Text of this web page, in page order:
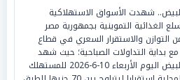
شهدت الأسواق الاستهلاكية
الغذائية التموينية بجمهورية مصر
التوازن والاستقرار السعري في قطاع
بداية التداولات الصباحية؛ حيث شهد
سعر كرتونة البيض اليوم الأربعاء 10-6-2026 للمستهلك